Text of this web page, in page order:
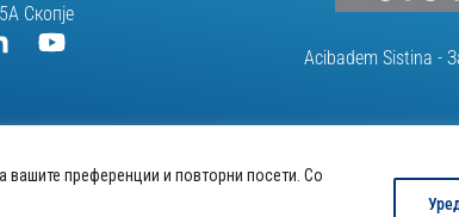
вашите преференции и повторни посети. Со
Скопје
Acibadem Sistina -